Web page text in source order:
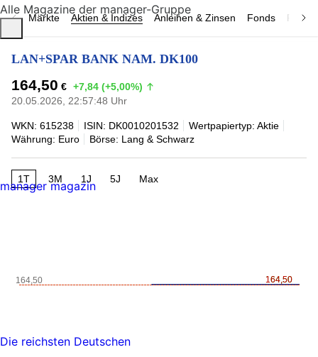
Märkte Aktien & Indizes Anleihen & Zinsen Fonds
LAN+SPAR BANK NAM. DK100
164,50 € +7,84 (+5,00%)
20.05.2026, 22:57:48 Uhr
WKN: 615238 ISIN: DK0010201532
Wertpapiertyp: Aktie
Währung: Euro
Börse: Lang & Schwarz
1T 3M 1J 5J Max
164,50
164,50
164,50
Alle Magazine der manager-Gruppe
manager magazin
Die reichsten Deutschen